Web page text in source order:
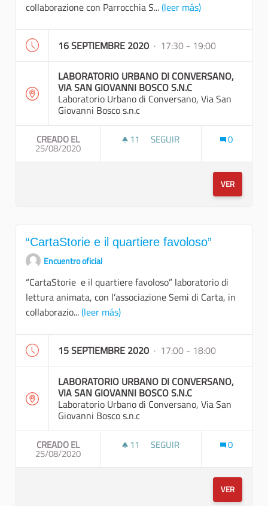
collaborazione con Parrocchia S...(leer más)
16 SEPTIEMBRE 2020 · 17:30 - 19:00
LABORATORIO URBANO DI CONVERSANO,
VIA SAN GIOVANNI BOSCO S.N.C
Laboratorio Urbano di Conversano, Via San
Giovanni Bosco s.n.c
CREADO EL
25/08/2020
11 11 SEGUIDORAS
SEGUIR 0
VER
“CartaStorie e il quartiere favoloso”
Encuentro oficial
“CartaStorie e il quartiere favoloso” laboratorio di
lettura animata, con l’associazione Semi di Carta, in
collaborazio...(leer más)
15 SEPTIEMBRE 2020 · 17:00 - 18:00
LABORATORIO URBANO DI CONVERSANO,
VIA SAN GIOVANNI BOSCO S.N.C
Laboratorio Urbano di Conversano, Via San
Giovanni Bosco s.n.c
CREADO EL
25/08/2020
11 11 SEGUIDORAS
SEGUIR 0
VER